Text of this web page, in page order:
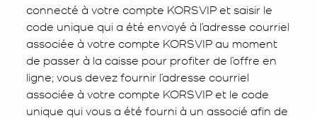
connecté à votre compte KORSVIP et saisir le
code unique qui a été envoyé à l’adresse courriel
associée à votre compte KORSVIP au moment
de passer à la caisse pour profiter de l’offre en
ligne; vous devez fournir l’adresse courriel
associée à votre compte KORSVIP et le code
unique qui vous a été fourni à un associé afin de